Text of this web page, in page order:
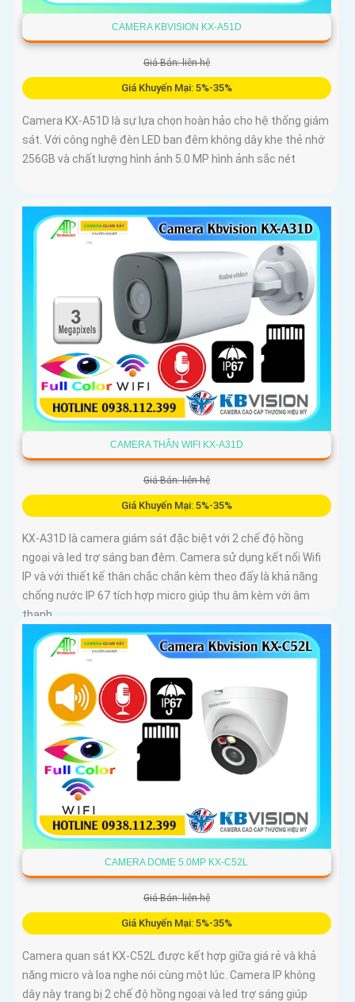
CAMERA KBVISION KX-A51D
Giá Bán: liên hệ
Giá Khuyến Mại: 5%-35%
Camera KX-A51D là sự lựa chọn hoàn hảo cho hệ thống giám
sát. Với công nghệ đèn LED ban đêm không dây khe thẻ nhớ
256GB và chất lượng hình ảnh 5.0 MP hình ảnh sắc nét
CAMERA THÂN WIFI KX-A31D
Giá Bán: liên hệ
Giá Khuyến Mại: 5%-35%
KX-A31D là camera giám sát đặc biệt với 2 chế độ hồng
ngoại và led trợ sáng ban đêm. Camera sử dụng kết nối Wifi
IP và với thiết kế thân chắc chắn kèm theo đấy là khả năng
chống nước IP 67 tích hợp micro giúp thu âm kèm với âm
thanh
CAMERA DOME 5.0MP KX-C52L
Giá Bán: liên hệ
Giá Khuyến Mại: 5%-35%
Camera quan sát KX-C52L được kết hợp giữa giá rẻ và khả
năng micro và loa nghe nói cùng một lúc. Camera IP không
dây này trang bị 2 chế độ hồng ngoại và led trợ sáng giúp